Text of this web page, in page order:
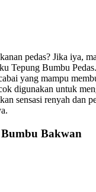
pedas? Jika iya,
Tepung Bumbu
yang mampu
digunakan untuk
sensasi renyah dan
Bumbu Bakwan